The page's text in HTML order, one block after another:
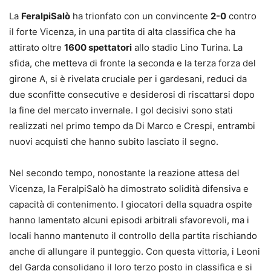
La FeralpiSalò ha trionfato con un convincente 2-0 contro
il forte Vicenza, in una partita di alta classifica che ha
attirato oltre 1600 spettatori allo stadio Lino Turina. La
sfida, che metteva di fronte la seconda e la terza forza del
girone A, si è rivelata cruciale per i gardesani, reduci da
due sconfitte consecutive e desiderosi di riscattarsi dopo
la fine del mercato invernale. I gol decisivi sono stati
realizzati nel primo tempo da Di Marco e Crespi, entrambi
nuovi acquisti che hanno subito lasciato il segno.
Nel secondo tempo, nonostante la reazione attesa del
Vicenza, la FeralpiSalò ha dimostrato solidità difensiva e
capacità di contenimento. I giocatori della squadra ospite
hanno lamentato alcuni episodi arbitrali sfavorevoli, ma i
locali hanno mantenuto il controllo della partita rischiando
anche di allungare il punteggio. Con questa vittoria, i Leoni
del Garda consolidano il loro terzo posto in classifica e si